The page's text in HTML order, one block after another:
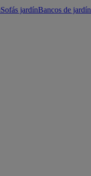
Sofás jardínBancos de jardín